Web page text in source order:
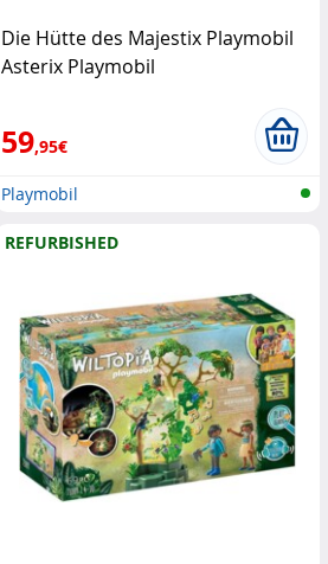
Die Hütte des Majestix Playmobil
Asterix Playmobil
59,95€
Playmobil
REFURBISHED